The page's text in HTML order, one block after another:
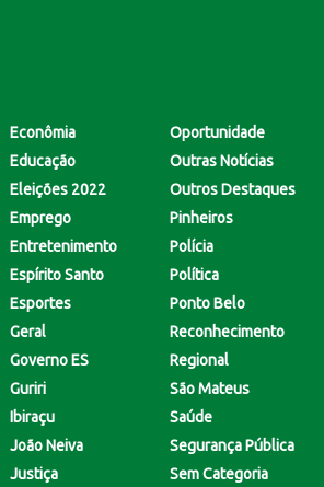
Econômia
Educação
Eleições 2022
Emprego
Entretenimento
Espírito Santo
Esportes
Geral
Governo ES
Guriri
Ibiraçu
João Neiva
Justiça
Oportunidade
Outras Notícias
Outros Destaques
Pinheiros
Polícia
Política
Ponto Belo
Reconhecimento
Regional
São Mateus
Saúde
Segurança Pública
Sem Categoria